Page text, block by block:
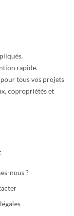
rapide.
tous vos projets
copropriétés et
nous ?